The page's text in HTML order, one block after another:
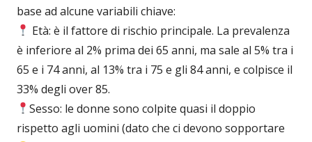
base ad alcune variabili chiave:
Età: è il fattore di rischio principale. La prevalenza
è inferiore al 2% prima dei 65 anni, ma sale al 5% tra i
65 e i 74 anni, al 13% tra i 75 e gli 84 anni, e colpisce il
33% degli over 85.
Sesso: le donne sono colpite quasi il doppio
rispetto agli uomini (dato che ci devono sopportare